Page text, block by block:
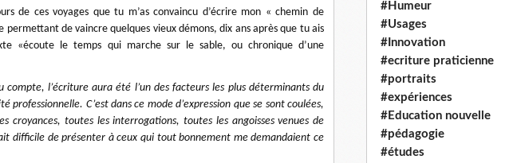
de ces voyages que tu m’as convaincu d’écrire mon « chemin de
permettant de vaincre quelques vieux démons, dix ans après que tu ais
«écoute le temps qui marche sur le sable, ou chronique d’une
compte, l’écriture aura été l’un des facteurs les plus déterminants du
professionnelle. C’est dans ce mode d’expression que se sont coulées,
croyances, toutes les interrogations, toutes les angoisses venues de
difficile de présenter à ceux qui tout bonnement me demandaient ce
#Humeur
#Usages
#Innovation
#ecriture praticienne
#portraits
#expériences
#Education nouvelle
#pédagogie
#études